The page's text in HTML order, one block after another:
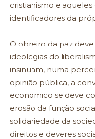
cristianismo e aqueles
identificadores da
O obreiro da paz
ideologias do
insinuam, numa
opinião pública, a
económico se deve
erosão da função
solidariedade da
direitos e deveres